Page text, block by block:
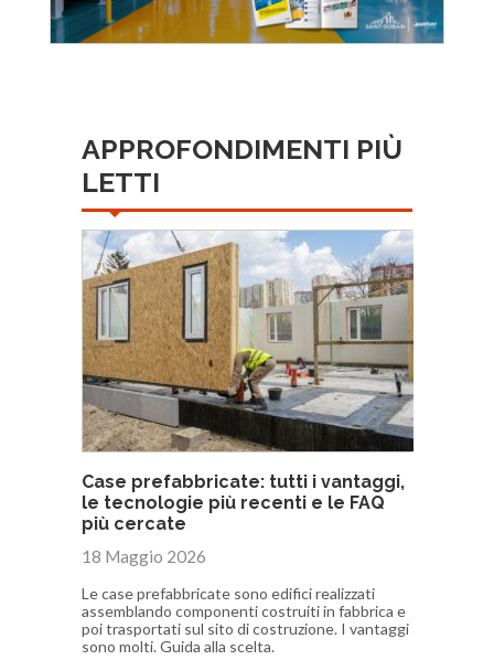
APPROFONDIMENTI PIÙ
LETTI
Case prefabbricate: tutti i vantaggi,
le tecnologie più recenti e le FAQ
più cercate
18 Maggio 2026
Le case prefabbricate sono edifici realizzati
assemblando componenti costruiti in fabbrica e
poi trasportati sul sito di costruzione. I vantaggi
sono molti. Guida alla scelta.